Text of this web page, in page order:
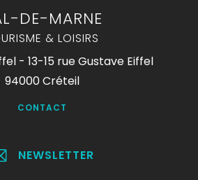
DE-MARNE
& LOISIRS
- 13-15 rue Gustave Eiffel
94000 Créteil
CONTACT
NEWSLETTER